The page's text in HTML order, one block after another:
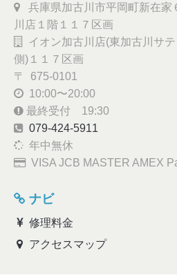
兵庫県加古川市平岡町新在家
川店１階１１７区画
イオン加古川店(東加古川サ
側)１１７区画
〒 675-0101
10:00〜20:00
最終受付 19:30
079-424-5911
年中無休
VISA JCB MASTER AMEX
ナビ
修理料金
アクセスマップ